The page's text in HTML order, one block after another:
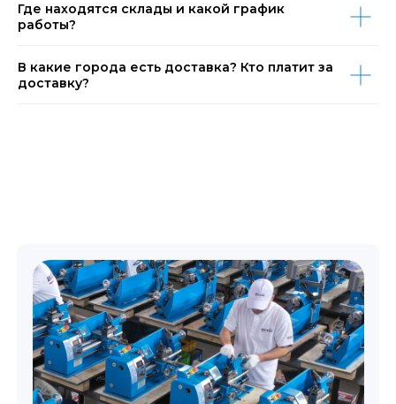
Где находятся склады и какой график
работы?
В какие города есть доставка? Кто платит за
доставку?